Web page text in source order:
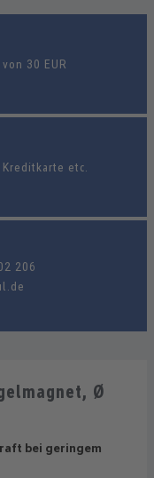
30 EUR
etc.
206
Ø
bei geringem